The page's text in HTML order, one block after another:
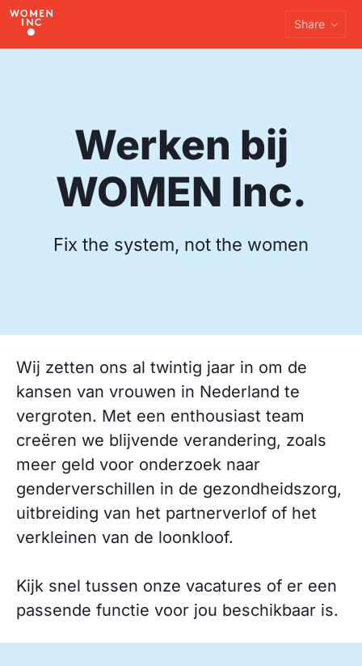
Share
Werken bij
WOMEN Inc.
Fix the system, not the women
Wij zetten ons al twintig jaar in om de
kansen van vrouwen in Nederland te
vergroten. Met een enthousiast team
creëren we blijvende verandering, zoals
meer geld voor onderzoek naar
genderverschillen in de gezondheidszorg,
uitbreiding van het partnerverlof of het
verkleinen van de loonkloof.
Kijk snel tussen onze vacatures of er een
passende functie voor jou beschikbaar is.